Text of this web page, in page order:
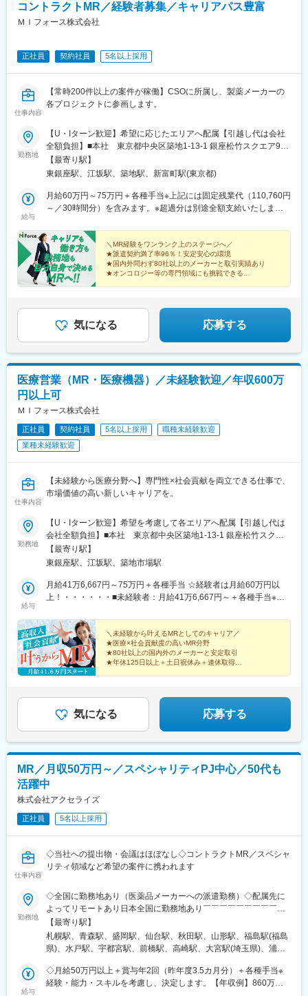
新薬案件を中心にプロジェクトが豊富にあり、成長機会が広がり
ます。
がんや希少疾患の医薬品担当など専門性を深めるキャリアや、マ
変更の範囲：会社の定める業務
コントラクトMR／経験者募集／キャリアパス豊富
ＭＩフォース株式会社
正社員 契約社員 5名以上採用
仕事内容
【常時200件以上の案件が稼働】CSOに所属し、製薬メーカーの
各プロジェクトに参画します。
勤務地
【U・Iターン歓迎】希望に応じたエリアへ配属【引越し代は会社
全額負担】■本社 東京都中央区築地1-13-1 銀座松竹スクエア9F■
勤務エリア：（1）北海道：北海道（2）東北：青森・秋田・岩
手・山形・宮城・福島（3）関東：東京・神奈川・千葉・埼玉・茨
知・岐阜・三重・静岡（6）北陸：富山・石川・福井（7）近畿：
大阪・京都・滋賀・奈良・和歌山・兵庫（8）中国：岡山・広島・
州：福岡・大分・宮崎・鹿児島・熊本・佐賀・長崎・沖縄※勤務地
限定～全国転勤（規定あり）の選択可能※配属エリアは希望に応じ
ます。希望範囲外への転勤はありません。※変更の範囲：会社の定
める事業所（リモートワーク含む）
【最寄り駅】
東銀座駅、江坂駅、築地駅、新富町駅(東京都)
給与
月給60万円～75万円＋各種手当※上記には固定残業代（110,760円
～／30時間分）を含みます。※超過分は別途全額支給いたしま
歳（入社4年） 920万円／45歳（入社6年） ※諸手当含む
＼MR経験をワンランク上のステージへ／
★派遣契約満了率96％！安定安心の環境
★国内外問わず80社以上のメーカーと取引実績あり
★オンコロジー等の専門領域にも挑戦できる
気になる 応募する
医療営業（MR・医療機器）／未経験歓迎／年収600万
円以上可
ＭＩフォース株式会社
正社員 契約社員 5名以上採用
職種未経験歓迎
業種未経験歓迎
仕事内容
【未経験から医療分野へ】専門性×社会貢献を両立できる仕事で、
市場価値の高い新しいキャリアを。
勤務地
【U・Iターン歓迎】希望を考慮して各エリアへ配属【引越し代は
会社全額負担】■本社 東京都中央区築地1-13-1 銀座松竹スクエ
ア9F■勤務エリア：（1）北海道：北海道（2）東北：青森・秋
田・岩手・山形・宮城・福島（3）関東：東京・神奈川・千葉・埼
海：愛知・岐阜・三重・静岡（6）北陸：富山・石川・福井（7）
近畿：大阪・京都・滋賀・奈良・和歌山・兵庫（8）中国：岡山・
（10）九州：福岡・大分・宮崎・鹿児島・熊本・佐賀・長崎・沖
縄※勤務地限定～全国転勤（規定あり）の選択可能※配属エリアは
希望を考慮して決定いたします。希望範囲外への転勤はありませ
ん。※変更の範囲：会社の定める事業所（リモートワーク含む）
【最寄り駅】
東銀座駅、江坂駅、築地市場駅
給与
月給41万6,667円～75万円＋各種手当 ☆経験者は月給60万円以
上！・・・・・・■未経験者：月給41万6,667円～＋各種手当※上
過分は別途全額支給いたします。◎手当を含めれば初年度から年
収600万円以上も可能！・・・・・・■経験者：月給60万円～75万
円＋各種手当※上記には固定残業代（11万760円～／30時間分）を
含みます。※超過分は別途全額支給いたします。＜年収例＞◎初年
度年収は700万円以上！◎最大年収900万円以上も目指せる
万円／42歳（入社4年） 920万円／45歳（入社6年） ※諸手当含む
＼未経験から叶えるMRとしてのキャリア／
★医療×社会貢献度の高いMR分野
★80社以上の国内外のメーカーと安定取引
★年休125日以上＋土日祝休み＋連休取得OK
気になる 応募する
MR／月収50万円～／スペシャリティPJ中心／50代も
活躍中
株式会社アクセライズ
正社員 5名以上採用
仕事内容
◇当社への提出物・会議はほぼなし◇コントラクトMR／スペシャ
リティ領域など希望の案件に携われます
勤務地
◇全国に勤務地あり（医薬品メーカーへの派遣勤務）◇配属先に
よってリモートあり日本全国に勤務地あり￣￣￣￣￣￣￣￣￣￣
北海道から沖縄県まで…日本全国に勤務地があります。配属先に
ついては希望を最大限に考慮して決定！U・Iターン就職も大歓迎
です。
【最寄り駅】
札幌駅、青森駅、盛岡駅、仙台駅、秋田駅、山形駅、福島駅(福島
県)、水戸駅、宇都宮駅、前橋駅、高崎駅、大宮駅(埼玉県)、浦和
都)、横浜駅、京急川崎駅、新潟駅、富山駅、金沢駅、福井駅、甲
府駅、長野駅、岐阜駅、静岡駅、名古屋駅、津駅、大津駅、京都
給与
◇月給50万円以上＋賞与年2回（昨年度3.5カ月分）＋各種手当※
経験・能力・スキルを考慮し、決定します。【年収例】860万円